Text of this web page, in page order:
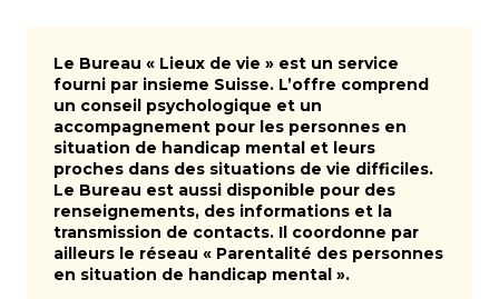
Le Bureau « Lieux de vie » est un service
fourni par insieme Suisse. L’offre comprend
un conseil psychologique et un
accompagnement pour les personnes en
situation de handicap mental et leurs
proches dans des situations de vie difficiles.
Le Bureau est aussi disponible pour des
renseignements, des informations et la
transmission de contacts. Il coordonne par
ailleurs le réseau « Parentalité des personnes
en situation de handicap mental ».